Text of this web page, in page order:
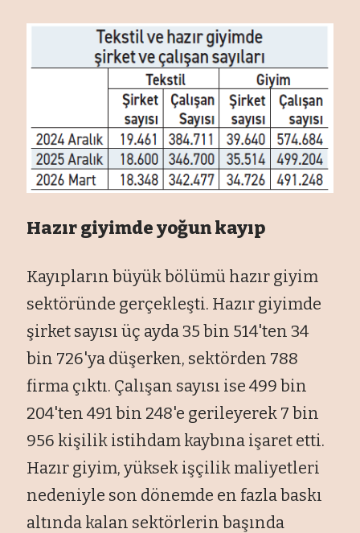
Hazır giyimde yoğun kayıp
Kayıpların büyük bölümü hazır giyim
sektöründe gerçekleşti. Hazır giyimde
şirket sayısı üç ayda 35 bin 514'ten 34
bin 726'ya düşerken, sektörden 788
firma çıktı. Çalışan sayısı ise 499 bin
204'ten 491 bin 248'e gerileyerek 7 bin
956 kişilik istihdam kaybına işaret etti.
Hazır giyim, yüksek işçilik maliyetleri
nedeniyle son dönemde en fazla baskı
altında kalan sektörlerin başında